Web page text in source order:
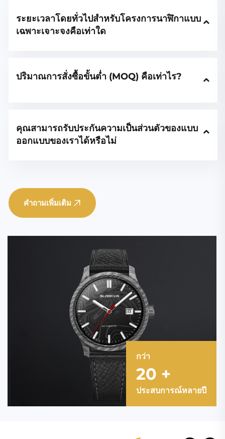
ระยะเวลาโดยทั่วไปสำหรับโครงการนาฬิกาแบบ
เฉพาะเจาะจงคือเท่าใด
ปริมาณการสั่งซื้อขั้นต่ำ (MOQ) คือเท่าไร?
คุณสามารถรับประกันความเป็นส่วนตัวของแบบ
ออกแบบของเราได้หรือไม่
คำถามเพิ่มเติม
กว่า
20 +
ประสบการณ์หลายปี